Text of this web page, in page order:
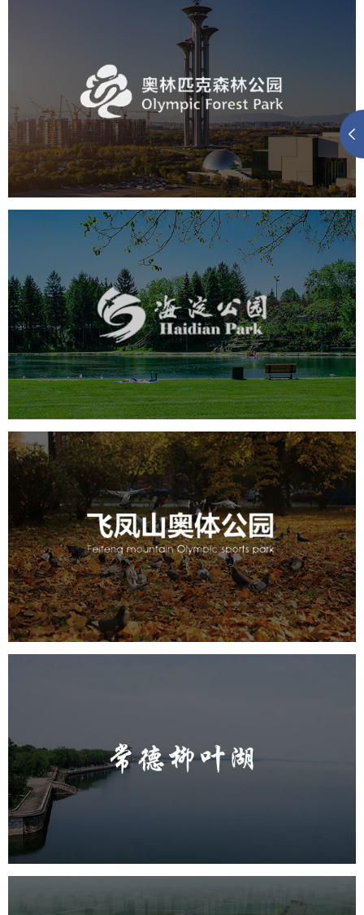
奥体森林公园
旅游休闲 公园 AI人工智能
智慧公园
智慧体育公园
智能步道 智能大数据平台
海淀公园
旅游休闲 公园 AI人工智能 智慧公园
智能步道
智能大数据平台
AR太极 智能语音亭
飞凤山奥体公园
旅游休闲 公园 AI人工智能
智慧公园
智慧体育公园
智能步道 智能大数据平台
AR太极
智能体测
旅游休闲